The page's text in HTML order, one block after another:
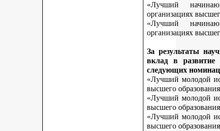
«Лучший
организациях
«Лучший
организациях
За результаты
вклад в развитие
следующих
«Лучший молодой
высшего
«Лучший молодой
высшего
«Лучший молодой
высшего